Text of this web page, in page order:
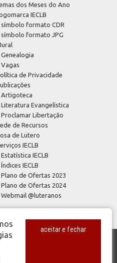
dos Meses do Ano
IECLB
símbolo formato CDR
símbolo formato JPG
Genealogia
Vagas
de Privacidade
Artigoteca
Literatura Evangelística
Proclamar Libertação
de Recursos
de Lutero
IECLB
Estatística IECLB
Índices IECLB
Plano de Ofertas 2023
Plano de Ofertas 2024
Webmail @luteranos
Reservados - IECLB - Igreja
aceitar e fechar